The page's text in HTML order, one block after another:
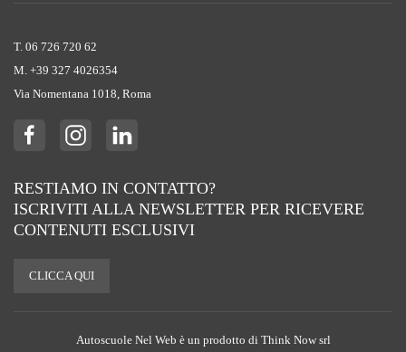
T. 06 726 720 62
M. +39 ‭327 4026354‬
Via Nomentana 1018, Roma
RESTIAMO IN CONTATTO?
ISCRIVITI ALLA NEWSLETTER PER RICEVERE
CONTENUTI ESCLUSIVI
CLICCA QUI
Autoscuole Nel Web è un prodotto di Think Now srl